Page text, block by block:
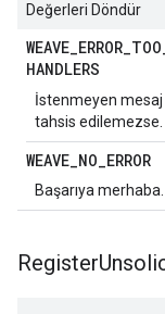
Değerleri Döndür
WEAVE_ERROR_TOO
HANDLERS
İstenmeyen
tahsis edilemezse.
WEAVE_NO_ERROR
Başarıya merhaba.
Register